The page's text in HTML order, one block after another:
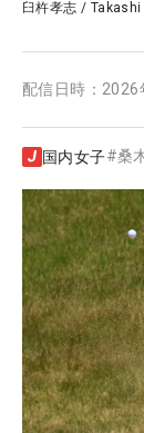
臼杵孝志 / Takashi
配信日時： 2026
国内女子#桑